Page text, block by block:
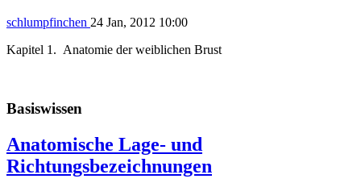
schlumpfinchen 24 Jan, 2012 10:00
Kapitel 1. Anatomie der weiblichen Brust
Basiswissen
Anatomische Lage- und
Richtungsbezeichnungen